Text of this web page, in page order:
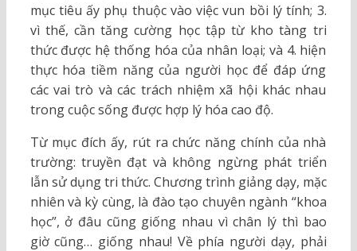
mục tiêu ấy phụ thuộc vào việc vun bồi lý tính; 3.
vì thế, cần tăng cường học tập từ kho tàng tri
thức được hệ thống hóa của nhân loại; và 4. hiện
thực hóa tiềm năng của người học để đáp ứng
các vai trò và các trách nhiệm xã hội khác nhau
trong cuộc sống được hợp lý hóa cao độ.
Từ mục đích ấy, rút ra chức năng chính của nhà
trường: truyền đạt và không ngừng phát triển
lẫn sử dụng tri thức. Chương trình giảng dạy, mặc
nhiên và kỳ cùng, là đào tạo chuyên ngành “khoa
học”, ở đâu cũng giống nhau vì chân lý thì bao
giờ cũng… giống nhau! Về phía người dạy, phải